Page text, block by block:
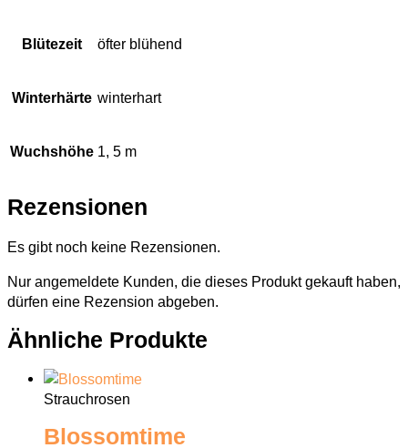
Blütezeit öfter blühend
Winterhärte winterhart
Wuchshöhe 1, 5 m
Rezensionen
Es gibt noch keine Rezensionen.
Nur angemeldete Kunden, die dieses Produkt gekauft haben,
dürfen eine Rezension abgeben.
Ähnliche Produkte
Strauchrosen
Blossomtime